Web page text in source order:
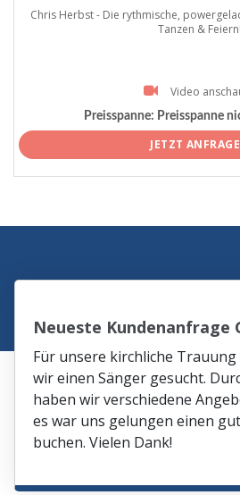
Chris Herbst - Die rythmische,
Tanzen & Feiern!
Video
Preisspanne: Preisspanne
JETZT
Neueste Kundenanfrage
Für unsere kirchliche
wir einen Sänger gesucht.
haben wir verschiedene
es war uns gelungen einen
buchen. Vielen Dank!